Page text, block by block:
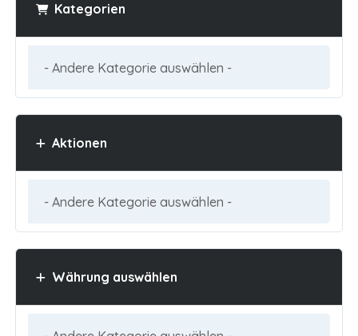
Kategorien
Aktionen
Währung auswählen